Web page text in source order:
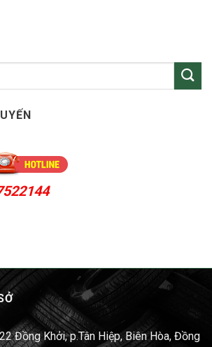
Cát
Đồng Khởi, p.Tân Hiệp, Biên Hòa, Đồng